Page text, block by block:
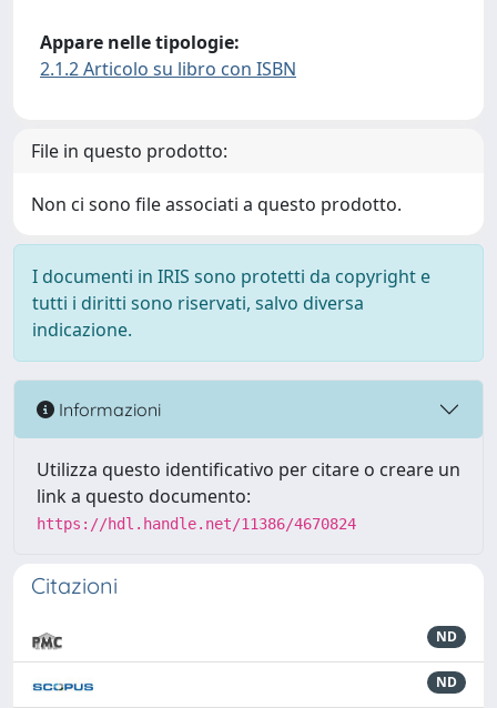
Appare nelle tipologie:
2.1.2 Articolo su libro con ISBN
File in questo prodotto:
Non ci sono file associati a questo prodotto.
I documenti in IRIS sono protetti da copyright e
tutti i diritti sono riservati, salvo diversa
indicazione.
Informazioni
Utilizza questo identificativo per citare o creare un
link a questo documento:
https://hdl.handle.net/11386/4670824
Citazioni
ND
ND